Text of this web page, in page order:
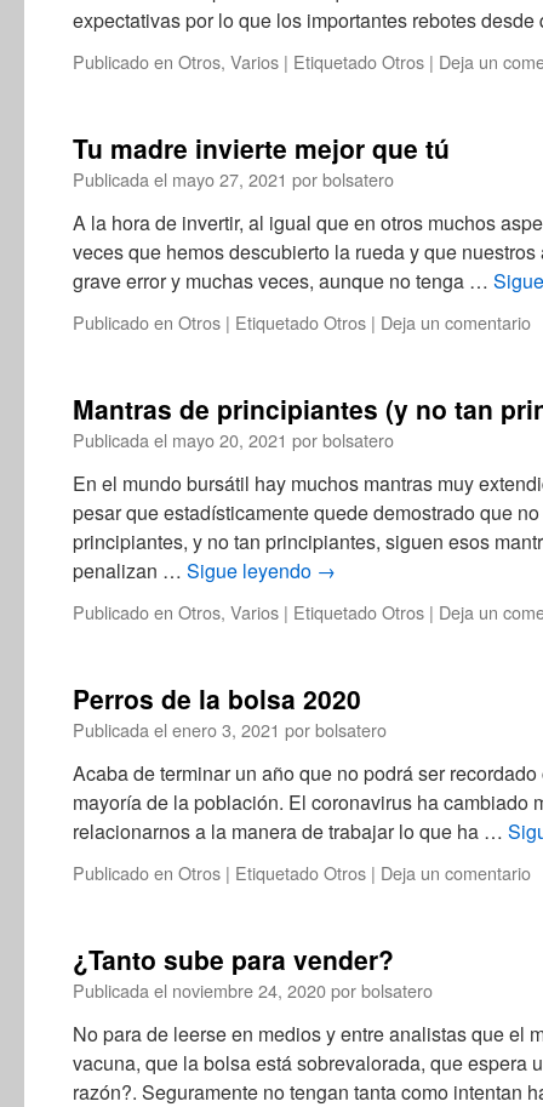
expectativas por lo que los importantes rebotes
Publicado en Otros, Varios | EtiquetadoOtros | Deja un
Tu madre invierte mejor que tú
Publicada el mayo 27, 2021 porbolsatero
A la hora de invertir, al igual que en otros muchos
veces que hemos descubierto la rueda y que
grave error y muchas veces, aunque no tenga …
Publicado en Otros | EtiquetadoOtros | Deja un comentario
Mantras de principiantes (y no tan
Publicada el mayo 20, 2021 porbolsatero
En el mundo bursátil hay muchos mantras muy
pesar que estadísticamente quede demostrado que
principiantes, y no tan principiantes, siguen esos
penalizan … Sigue leyendo →
Publicado en Otros, Varios | EtiquetadoOtros | Deja un
Perros de la bolsa 2020
Publicada el enero 3, 2021 porbolsatero
Acaba de terminar un año que no podrá ser
mayoría de la población. El coronavirus ha cambiado
relacionarnos a la manera de trabajar lo que ha …
Publicado en Otros | EtiquetadoOtros | Deja un comentario
¿Tanto sube para vender?
Publicada el noviembre 24, 2020porbolsatero
No para de leerse en medios y entre analistas que el
vacuna, que la bolsa está sobrevalorada, que espera
razón?. Seguramente no tengan tanta como intentan